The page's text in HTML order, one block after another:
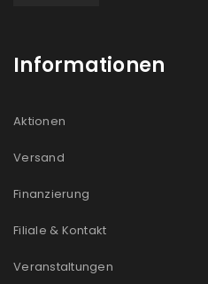
Informationen
Aktionen
Versand
Finanzierung
Filiale & Kontakt
Veranstaltungen